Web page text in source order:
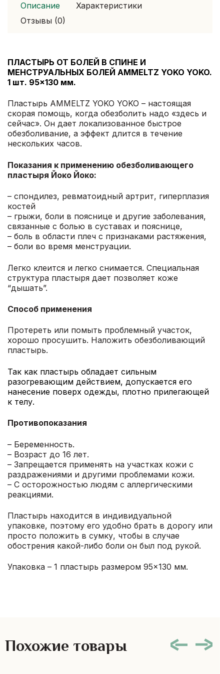
95×130
Описание
Характеристики
Отзывы (0)
ПЛАСТЫРЬ ОТ БОЛЕЙ В СПИНЕ И
МЕНСТРУАЛЬНЫХ БОЛЕЙ AMMELTZ YOKO YOKO.
1 шт. 95×130 мм.
Пластырь AMMELTZ YOKO YOKO – настоящая
скорая помощь, когда обезболить надо «здесь и
сейчас». Он дает локализованное быстрое
обезболивание, а эффект длится в течение
нескольких часов.
Показания к применению обезболивающего
пластыря Йоко Йоко:
– спондилез, ревматоидный артрит, гиперплазия
костей
– грыжи, боли в пояснице и другие заболевания,
связанные с болью в суставах и пояснице,
– боль в области плеч с признаками растяжения,
– боли во время менструации.
Легко клеится и легко снимается. Специальная
структура пластыря дает позволяет коже
“дышать”.
Способ применения
Протереть или помыть проблемный участок,
хорошо просушить. Наложить обезболивающий
пластырь.
Так как пластырь обладает сильным
разогревающим действием, допускается его
нанесение поверх одежды, плотно прилегающей
к телу.
Противопоказания
– Беременность.
– Возраст до 16 лет.
– Запрещается применять на участках кожи с
раздражениями и другими проблемами кожи.
– С осторожностью людям с аллергическими
реакциями.
Пластырь находится в индивидуальной
упаковке, поэтому его удобно брать в дорогу или
просто положить в сумку, чтобы в случае
обострения какой-либо боли он был под рукой.
Упаковка – 1 пластырь размером 95×130 мм.
Похожие товары